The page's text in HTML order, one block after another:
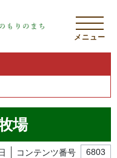
メニュー
場
コンテンツ番号 6803